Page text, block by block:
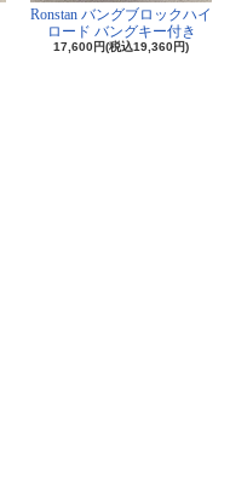
Ronstan バングブロックハイ
ロード バングキー付き
17,600円(税込19,360円)